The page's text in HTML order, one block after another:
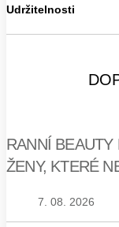
Udržitelnosti
RANNÍ
ŽENY, KTERÉ
7. 08. 2026